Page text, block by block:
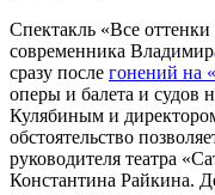
Спектакль «Все оттенки
современника
сразу после гонений на
оперы и балета и судов
Кулябиным и
обстоятельство
руководителя театра
Константина Райкина.